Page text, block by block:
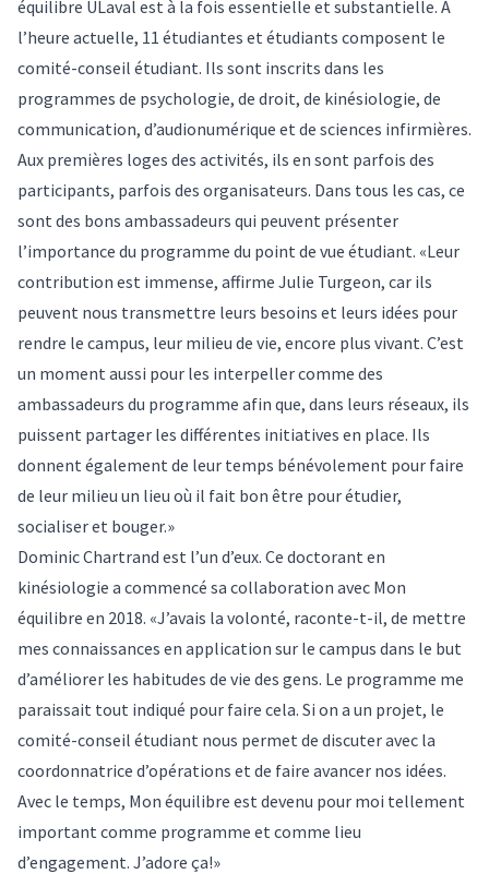
équilibre ULaval est à la fois essentielle et substantielle. À
l’heure actuelle, 11 étudiantes et étudiants composent le
comité-conseil étudiant. Ils sont inscrits dans les
programmes de psychologie, de droit, de kinésiologie, de
communication, d’audionumérique et de sciences infirmières.
Aux premières loges des activités, ils en sont parfois des
participants, parfois des organisateurs. Dans tous les cas, ce
sont des bons ambassadeurs qui peuvent présenter
l’importance du programme du point de vue étudiant. «Leur
contribution est immense, affirme Julie Turgeon, car ils
peuvent nous transmettre leurs besoins et leurs idées pour
rendre le campus, leur milieu de vie, encore plus vivant. C’est
un moment aussi pour les interpeller comme des
ambassadeurs du programme afin que, dans leurs réseaux, ils
puissent partager les différentes initiatives en place. Ils
donnent également de leur temps bénévolement pour faire
de leur milieu un lieu où il fait bon être pour étudier,
socialiser et bouger.»
Dominic Chartrand est l’un d’eux. Ce doctorant en
kinésiologie a commencé sa collaboration avec Mon
équilibre en 2018. «J’avais la volonté, raconte-t-il, de mettre
mes connaissances en application sur le campus dans le but
d’améliorer les habitudes de vie des gens. Le programme me
paraissait tout indiqué pour faire cela. Si on a un projet, le
comité-conseil étudiant nous permet de discuter avec la
coordonnatrice d’opérations et de faire avancer nos idées.
Avec le temps, Mon équilibre est devenu pour moi tellement
important comme programme et comme lieu
d’engagement. J’adore ça!»